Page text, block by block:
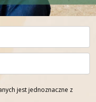
jest jednoznaczne z